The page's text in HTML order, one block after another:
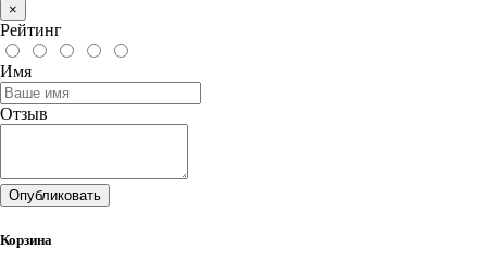
×
Рейтинг
Имя
Отзыв
Опубликовать
Корзина